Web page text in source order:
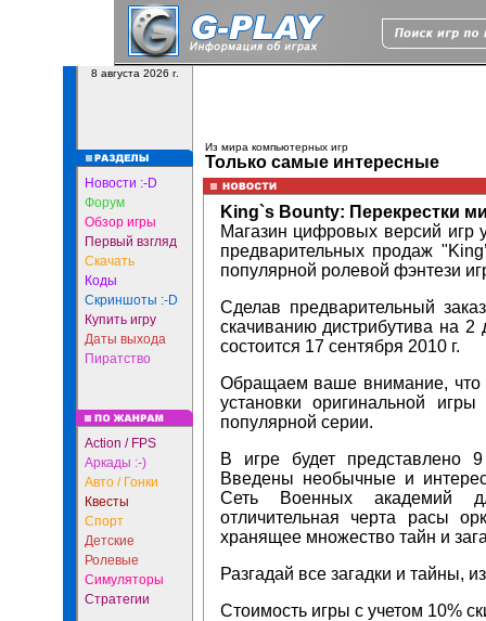
8 августа 2026 г.
Новости :-D
Форум
Обзор игры
Первый взгляд
Скачать
Коды
Скриншоты :-D
Купить игру
Даты выхода
Пиратство
Action / FPS
Аркады :-)
Авто / Гонки
Квесты
Спорт
Детские
Ролевые
Симуляторы
Стратегии
Из мира компьютерных игр
Только самые интересные
King`s Bounty: Перекрестки
Магазин цифровых версий
предварительных продаж
популярной ролевой фэнтези
Сделав предварительный
скачиванию дистрибутива на
состоится 17 сентября 2010 г.
Обращаем ваше внимание, что
установки оригинальной
популярной серии.
В игре будет представлено
Введены необычные и
Сеть Военных академий
отличительная черта расы
хранящее множество тайн и
Разгадай все загадки и тайны,
Стоимость игры с учетом 10%